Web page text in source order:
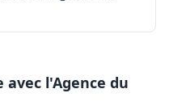
l'Agence du